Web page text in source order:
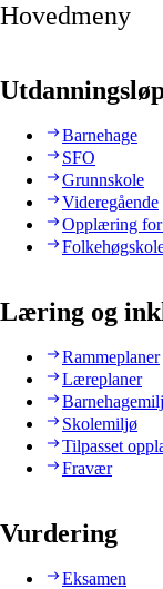
Hovedmeny
Barnehage
SFO
Grunnskole
Videregående
Opplæring for
Læring og
Rammeplaner
Læreplaner
Skolemiljø
Tilpasset
Fravær
Vurdering
Eksamen